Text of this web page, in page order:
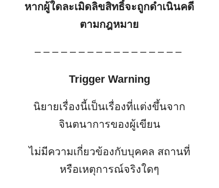
หากผู้ใดละเมิดลิขสิทธิ์จะถูกดำเนินคดี
ตามกฎหมาย
– – – – – – – – – – – – – – – – –
Trigger Warning
นิยายเรื่องนี้เป็นเรื่องที่แต่งขึ้นจาก
จินตนาการของผู้เขียน
ไม่มีความเกี่ยวข้องกับบุคคล สถานที่
หรือเหตุการณ์จริงใดๆ